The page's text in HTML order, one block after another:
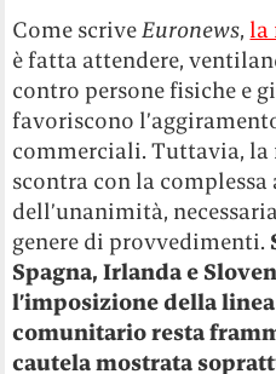
Come scriveEuronews, la
è fatta attendere,
contro persone fisiche e
favoriscono
commerciali. Tuttavia, la
scontra con la
dell’unanimità,
genere di provvedimenti.
Spagna, Irlanda e
l’imposizione della
comunitario resta
cautela mostrata